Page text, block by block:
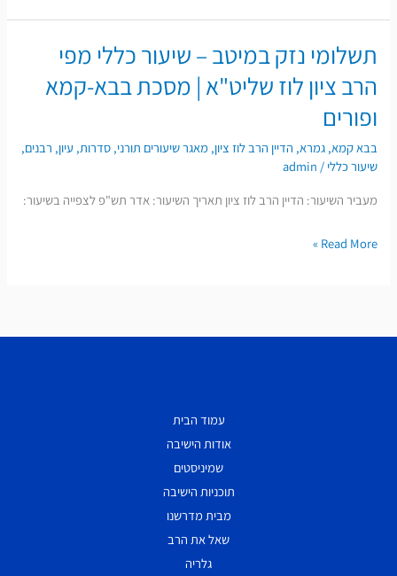
–
מהיכל
הכותל
תשלומי נזק במיטב – שיעור כללי מפי
הרב ציון לוז שליט"א | מסכת בבא-קמא
ופורים
בבא קמא,גמרא, הדיין הרב לוז ציון, מאגר שיעורים תורני,סדרות, עיון, רבנים,
שיעור כללי /
admin
מעביר השיעור: הדיין הרב לוז ציון תאריך השיעור: אדר תש"פ לצפייה בשיעור:
תשלומי
במיטב
–
שיעור
כללי
מפי
ציון
מסכת
Read More »
עמוד הבית
אודות הישיבה
שמיניסטים
תוכניות הישיבה
מבית מדרשנו
שאל את הרב
גלריה